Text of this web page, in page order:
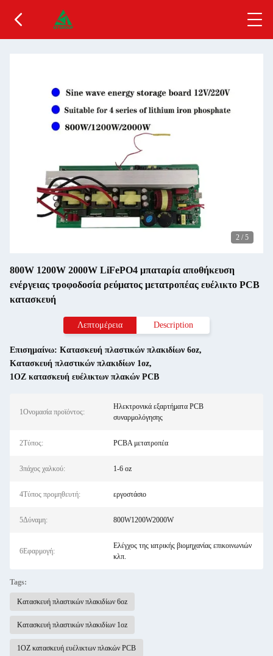
2 / 5
800W 1200W 2000W LiFePO4 μπαταρία αποθήκευση
ενέργειας τροφοδοσία ρεύματος μετατροπέας ευέλικτο PCB
κατασκευή
Λεπτομέρεια Description
Επισημαίνω: Κατασκευή πλαστικών πλακιδίων 6oz,
Κατασκευή πλαστικών πλακιδίων 1oz,
1OZ κατασκευή ευέλικτων πλακών PCB
1Ονομασία προϊόντος:
Ηλεκτρονικά εξαρτήματα PCB
συναρμολόγησης
2Τύπος: PCBA μετατροπέα
3πάχος χαλκού: 1-6 oz
4Τύπος προμηθευτή: εργοστάσιο
5Δύναμη: 800W1200W2000W
6Εφαρμογή:
Ελέγχος της ιατρικής βιομηχανίας επικοινωνιών
κλπ.
Tags:
Κατασκευή πλαστικών πλακιδίων 6oz
Κατασκευή πλαστικών πλακιδίων 1oz
1OZ κατασκευή ευέλικτων πλακών PCB